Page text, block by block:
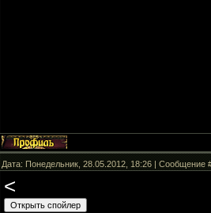
Дата: Понедельник, 28.05.2012, 18:26 | Сообщение
<